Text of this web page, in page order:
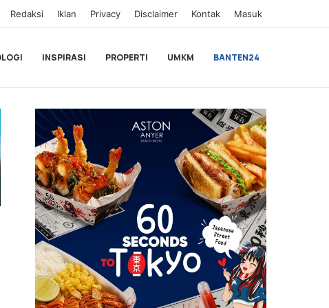
Redaksi Iklan Privacy Disclaimer Kontak Masuk
INSPIRASI PROPERTI UMKM BANTEN24